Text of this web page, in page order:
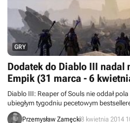
GRY
Dodatek do Diablo III nadal
Empik (31 marca - 6
Diablo III: Reaper of Souls nie oddał
ubiegłym tygodniu pecetowym
całej Polski. Okazuje się również, że w
Przemysław Zamęcki8 kwietnia 2014